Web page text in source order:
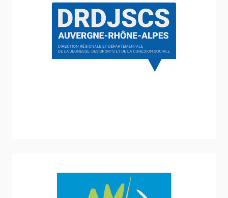
DRDJSCS Auvergne Rhône-Alpes
Sport - Loisirs - Jeunesse